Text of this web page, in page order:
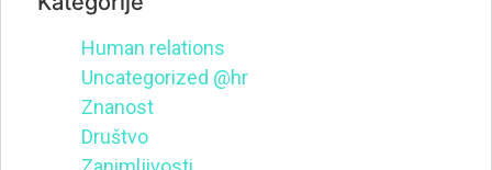
Human relations
Uncategorized @hr
Znanost
Društvo